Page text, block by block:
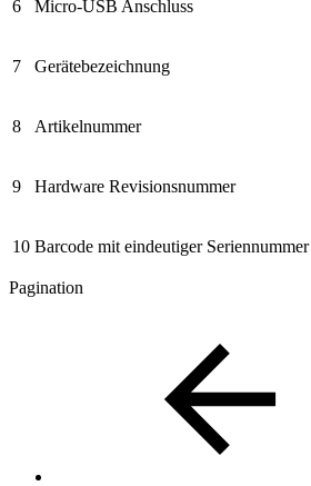
6 Micro-USB Anschluss
7 Gerätebezeichnung
8 Artikelnummer
9 Hardware Revisionsnummer
10 Barcode mit eindeutiger Seriennummer
Pagination